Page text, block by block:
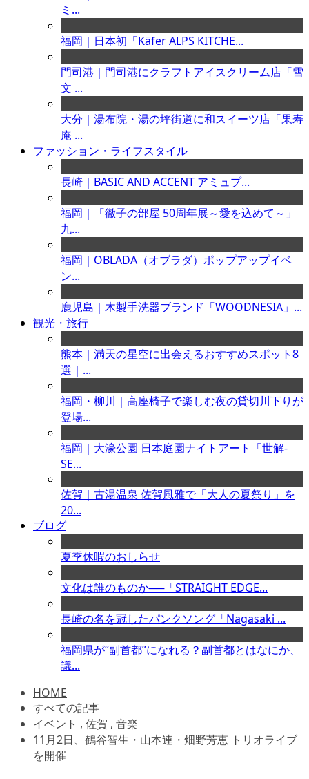
ミ...
福岡｜日本初「Käfer ALPS KITCHE...
門司港｜門司港にクラフトアイスクリーム店「雪
文 ...
大分｜湯布院・湯の坪街道に和スイーツ店「果寿
庵 ...
ファッション・ライフスタイル
長崎｜BASIC AND ACCENT アミュプ...
福岡｜「徹子の部屋 50周年展～愛を込めて～」
九...
福岡｜OBLADA（オブラダ）ポップアップイベ
ン...
鹿児島｜木製手洗器ブランド「WOODNESIA」...
観光・旅行
熊本｜満天の星空に出会えるおすすめスポット8
選｜...
福岡・柳川｜高座椅子で楽しむ夜の貸切川下りが
登場...
福岡｜大濠公園 日本庭園ナイトアート「世解-
SE...
佐賀｜古湯温泉 佐賀風雅で「大人の夏祭り」を
20...
ブログ
夏季休暇のおしらせ
文化は誰のものか──「STRAIGHT EDGE...
長崎の名を冠したパンクソング「Nagasaki ...
福岡県が“副首都”になれる？副首都とはなにか、
議...
HOME
すべての記事
イベント , 佐賀 , 音楽
11月2日、鶴谷智生・山本連・畑野芳恵 トリオライブ
を開催